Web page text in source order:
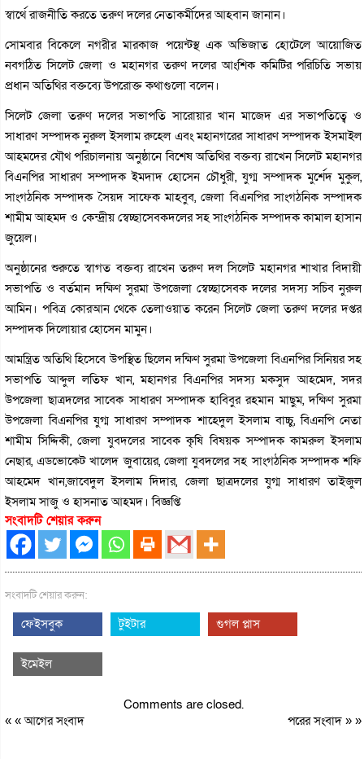
স্বার্থে রাজনীতি করতে তরুণ দলের নেতাকর্মীদের আহবান জানান।
সোমবার বিকেলে নগরীর মারকাজ পয়েন্টস্থ এক অভিজাত হোটেলে আয়োজিত
নবগঠিত সিলেট জেলা ও মহানগর তরুণ দলের আংশিক কমিটির পরিচিতি সভায়
প্রধান অতিথির বক্তব্যে উপরোক্ত কথাগুলো বলেন।
সিলেট জেলা তরুণ দলের সভাপতি সারোয়ার খান মাজেদ এর সভাপতিত্বে ও
সাধারণ সম্পাদক নুরুল ইসলাম রুহেল এবং মহানগরের সাধারণ সম্পাদক ইসমাইল
আহমদের যৌথ পরিচালনায় অনুষ্ঠানে বিশেষ অতিথির বক্তব্য রাখেন সিলেট মহানগর
বিএনপির সাধারণ সম্পাদক ইমদাদ হোসেন চৌধুরী, যুগ্ম সম্পাদক মুর্শেদ মুকুল,
সাংগঠনিক সম্পাদক সৈয়দ সাফেক মাহবুব, জেলা বিএনপির সাংগঠনিক সম্পাদক
শামীম আহমদ ও কেন্দ্রীয় স্বেচ্ছাসেবকদলের সহ সাংগঠনিক সম্পাদক কামাল হাসান
জুয়েল।
অনুষ্ঠানের শুরুতে স্বাগত বক্তব্য রাখেন তরুণ দল সিলেট মহানগর শাখার বিদায়ী
সভাপতি ও বর্তমান দক্ষিণ সুরমা উপজেলা স্বেচ্ছাসেবক দলের সদস্য সচিব নুরুল
আমিন। পবিত্র কোরআন থেকে তেলাওয়াত করেন সিলেট জেলা তরুণ দলের দপ্তর
সম্পাদক দিলোয়ার হোসেন মামুন।
আমন্ত্রিত অতিথি হিসেবে উপস্থিত ছিলেন দক্ষিণ সুরমা উপজেলা বিএনপির সিনিয়র সহ
সভাপতি আব্দুল লতিফ খান, মহানগর বিএনপির সদস্য মকসুদ আহমেদ, সদর
উপজেলা ছাত্রদলের সাবেক সাধারণ সম্পাদক হাবিবুর রহমান মাছুম, দক্ষিণ সুরমা
উপজেলা বিএনপির যুগ্ম সাধারণ সম্পাদক শাহেদুল ইসলাম বাচ্চু, বিএনপি নেতা
শামীম সিদ্দিকী, জেলা যুবদলের সাবেক কৃষি বিষয়ক সম্পাদক কামরুল ইসলাম
নেছার, এডভোকেট খালেদ জুবায়ের, জেলা যুবদলের সহ সাংগঠনিক সম্পাদক শফি
আহমেদ খান,জাবেদুল ইসলাম দিদার, জেলা ছাত্রদলের যুগ্ম সাধারণ তাইজুল
ইসলাম সাজু ও হাসনাত আহমদ। বিজ্ঞপ্তি
সংবাদটি শেয়ার করুন
সংবাদটি শেয়ার করুন:
ফেইসবুক টুইটার গুগল প্লাস
ইমেইল
Comments are closed.
« «আগের সংবাদ পরের সংবাদ» »